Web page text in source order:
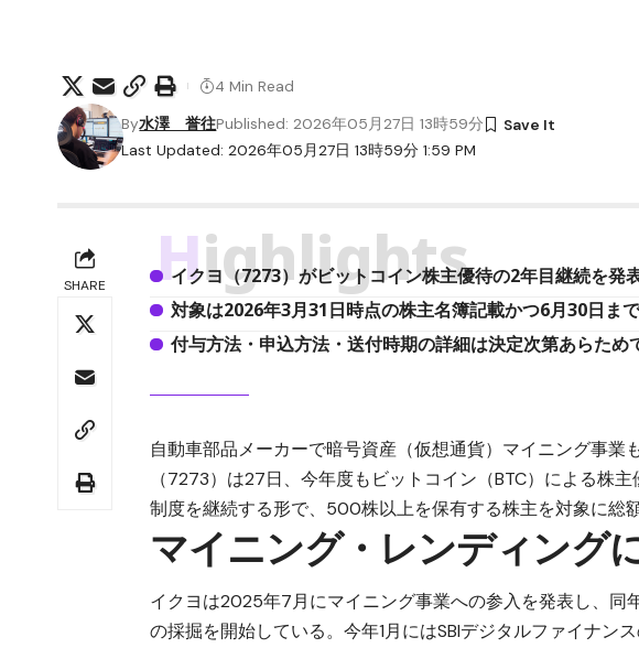
Last Updated: 2026年05月27日 13時59分 1:59 PM
By水澤 誉往Published: 2026年05月27日 13時59分
4 Min Read
SHARE Highlights
イクヨ（7273）がビットコイン株主優待の2年目継続を発
対象は2026年3月31日時点の株主名簿記載かつ6月30日ま
付与方法・申込方法・送付時期の詳細は決定次第あらため
自動車部品メーカーで暗号資産（仮想通貨）マイニング事業
（7273）は27日、今年度もビットコイン（BTC）による株
制度を継続する形で、500株以上を保有する株主を対象に総
マイニング・レンディング
イクヨは2025年7月にマイニング事業への参入を発表し、同
の採掘を開始している。今年1月にはSBIデジタルファイナン